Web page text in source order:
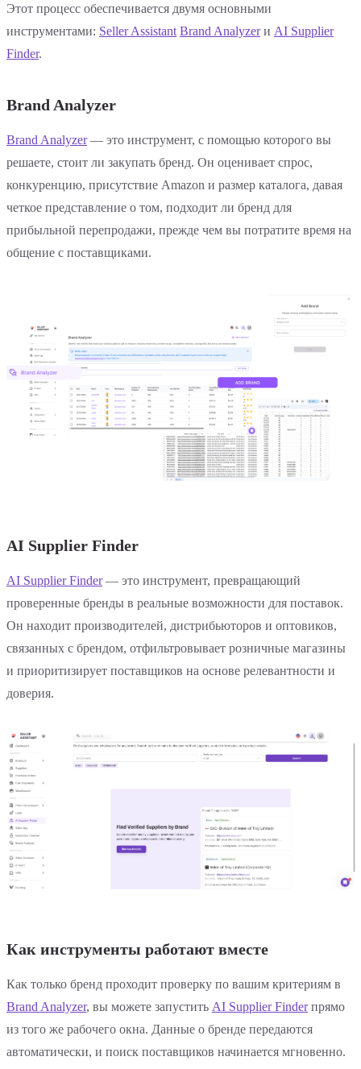
Этот процесс обеспечивается двумя основными
инструментами: Seller Assistant Brand Analyzerи AI Supplier
Finder.
Brand Analyzer
Brand Analyzer— это инструмент, с помощью которого вы
решаете, стоит ли закупать бренд. Он оценивает спрос,
конкуренцию, присутствие Amazon и размер каталога, давая
четкое представление о том, подходит ли бренд для
прибыльной перепродажи, прежде чем вы потратите время на
общение с поставщиками.
AI Supplier Finder
AI Supplier Finder— это инструмент, превращающий
проверенные бренды в реальные возможности для поставок.
Он находит производителей, дистрибьюторов и оптовиков,
связанных с брендом, отфильтровывает розничные магазины
и приоритизирует поставщиков на основе релевантности и
доверия.
Как инструменты работают вместе
Как только бренд проходит проверку по вашим критериям в
Brand Analyzer, вы можете запустить AI Supplier Finderпрямо
из того же рабочего окна. Данные о бренде передаются
автоматически, и поиск поставщиков начинается мгновенно.